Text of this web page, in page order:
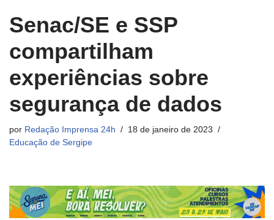
Senac/SE e SSP
compartilham
experiências sobre
segurança de dados
por Redação Imprensa 24h
18 de janeiro de 2023
Educação de Sergipe